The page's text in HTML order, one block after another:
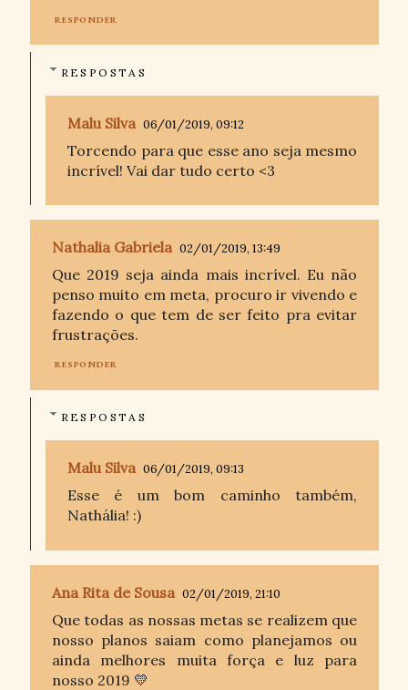
RESPONDER
RESPOSTAS
Malu Silva 06/01/2019, 09:12
Torcendo para que esse ano seja mesmo
incrível! Vai dar tudo certo <3
Nathalia Gabriela 02/01/2019, 13:49
Que 2019 seja ainda mais incrível. Eu não
penso muito em meta, procuro ir vivendo e
fazendo o que tem de ser feito pra evitar
frustrações.
RESPONDER
RESPOSTAS
Malu Silva 06/01/2019, 09:13
Esse é um bom caminho também,
Nathália! :)
Ana Rita de Sousa 02/01/2019, 21:10
Que todas as nossas metas se realizem que
nosso planos saiam como planejamos ou
ainda melhores muita força e luz para
nosso 2019 💛